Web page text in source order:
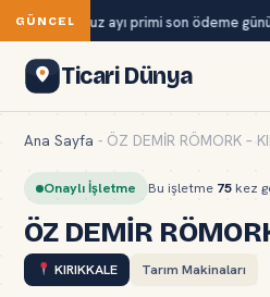
GÜNCEL
Kur temmuz ayı primi son ödeme
Ticari Dünya
Ana Sayfa - ÖZ DEMİR RÖMORK –
Onaylı İşletme Bu işletme 75 kez
ÖZ DEMİR
KIRIKKALE Tarım Makinaları